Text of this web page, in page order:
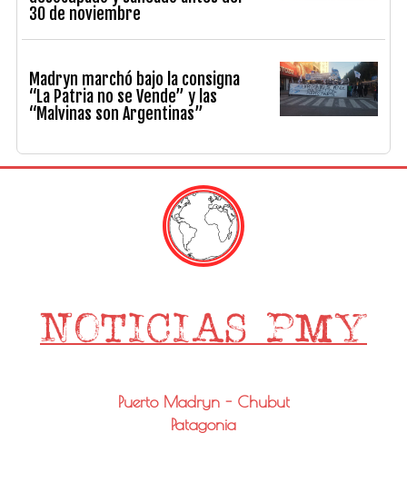
30 de noviembre
Madryn marchó bajo la consigna
“La Patria no se Vende” y las
“Malvinas son Argentinas”
Puerto Madryn - Chubut
Patagonia